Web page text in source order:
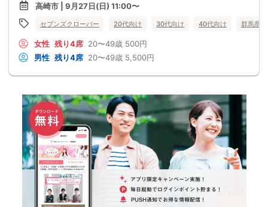
高崎市 | 9月27日(日) 11:00〜
セブンズクローバー 20代向け 30代向け 40代向け 群馬県
女性 残り4席 20〜49歳 500円
男性 残り4席 20〜49歳 5,500円